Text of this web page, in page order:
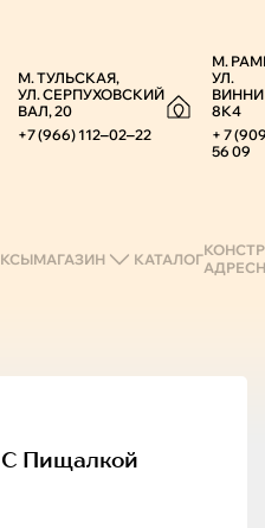
М. ТУЛЬСКАЯ,
УЛ. СЕРПУХОВСКИЙ
ВАЛ, 20
+7 (966) 112‒02‒22
М.
УЛ.
8К4
+ 7
56 09
МАГАЗИН КАТАЛОГ
С Пищалкой